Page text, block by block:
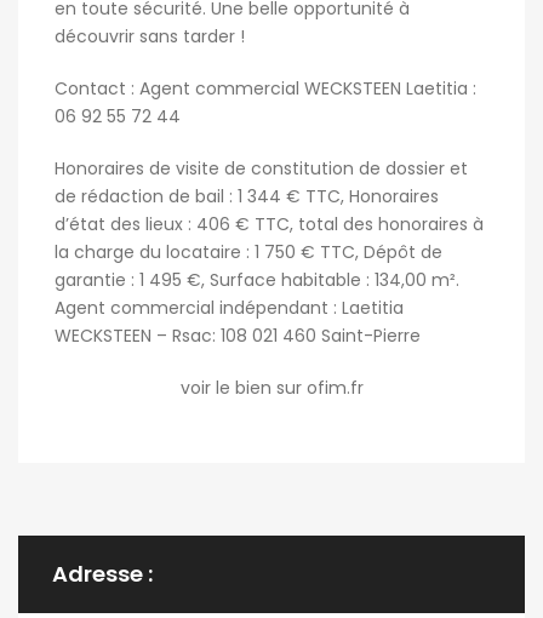
en toute sécurité. Une belle opportunité à
découvrir sans tarder !
Contact : Agent commercial WECKSTEEN Laetitia :
06 92 55 72 44
Honoraires de visite de constitution de dossier et
de rédaction de bail : 1 344 € TTC, Honoraires
d’état des lieux : 406 € TTC, total des honoraires à
la charge du locataire : 1 750 € TTC, Dépôt de
garantie : 1 495 €, Surface habitable : 134,00 m².
Agent commercial indépendant : Laetitia
WECKSTEEN – Rsac: 108 021 460 Saint-Pierre
voir le bien sur ofim.fr
Adresse :